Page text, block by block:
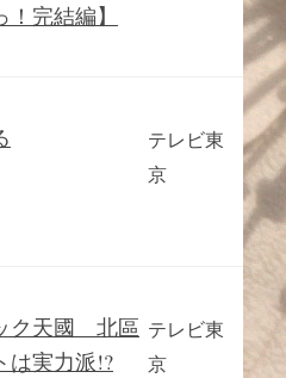
完結編】
テレビ東
京
ク天國 北區
は実力派!?
テレビ東
京